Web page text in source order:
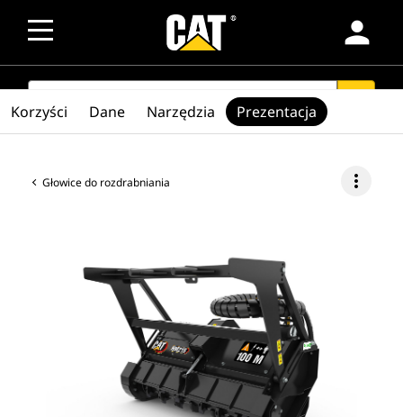
person
SEARCH
Głowice do rozdrabniania more_vert
Korzyści Dane Narzędzia Prezentacja